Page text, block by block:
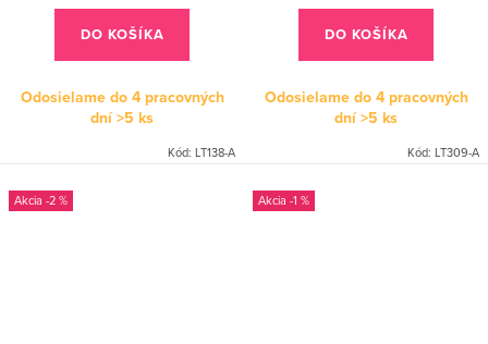
DO KOŠÍKA
Odosielame do 4 pracovných
dní>5 ks
Kód: LT138-A
DO KOŠÍKA
Odosielame do 4 pracovných
dní>5 ks
Kód: LT309-A
-2 % -1 %